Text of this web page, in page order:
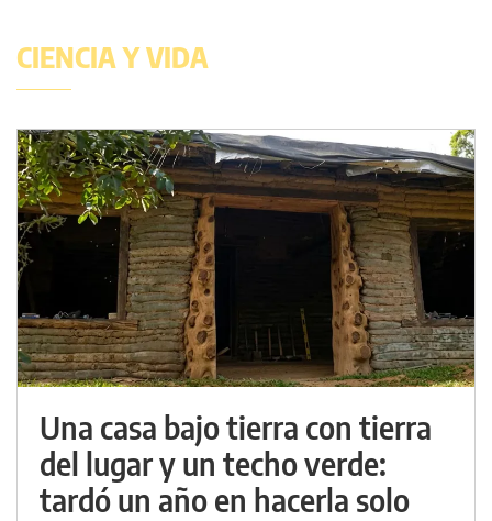
CIENCIA Y VIDA
Una casa bajo tierra con tierra
del lugar y un techo verde:
tardó un año en hacerla solo